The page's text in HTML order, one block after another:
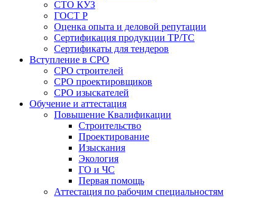
СТО КУЗ
ГОСТ Р
Оценка опыта и деловой репутации
Сертификация продукции ТР/ТС
Сертификаты для тендеров
Вступление в СРО
СРО строителей
СРО проектировщиков
СРО изыскателей
Обучение и аттестация
Повышение Квалификации
Строительство
Проектирование
Изыскания
Экология
ГО и ЧС
Первая помощь
Аттестация по рабочим специальностям